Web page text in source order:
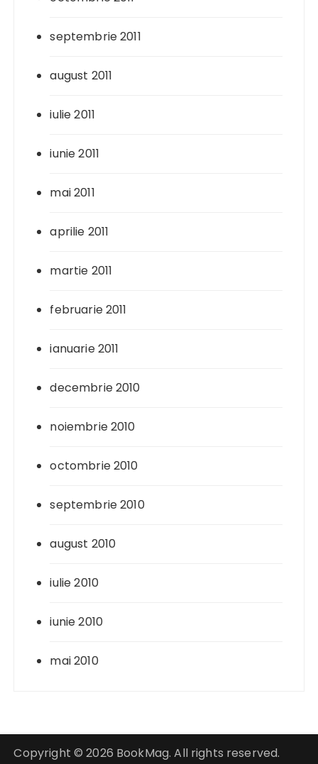
septembrie 2011
august 2011
iulie 2011
iunie 2011
mai 2011
aprilie 2011
martie 2011
februarie 2011
ianuarie 2011
decembrie 2010
noiembrie 2010
octombrie 2010
septembrie 2010
august 2010
iulie 2010
iunie 2010
mai 2010
Copyright © 2026 BookMag. All rights reserved.